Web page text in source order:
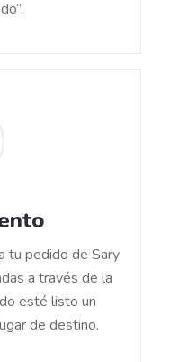
tu pedido de Sary
a través de la
esté listo un
de destino.